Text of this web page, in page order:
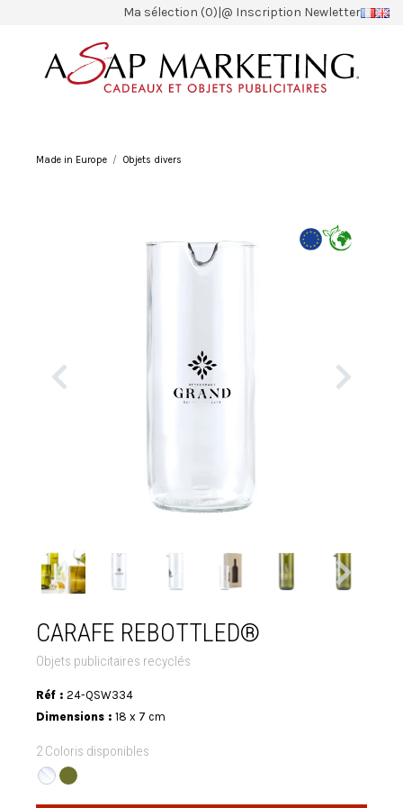
Ma sélection (0)|@ Inscription Newletter
Made in Europe Objets divers
CARAFE REBOTTLED®
Objets publicitaires recyclés
Réf : 24-QSW334
Dimensions : 18 x 7 cm
2 Coloris disponibles